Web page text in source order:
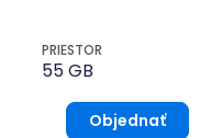
PRIESTOR
55 GB
Objednať